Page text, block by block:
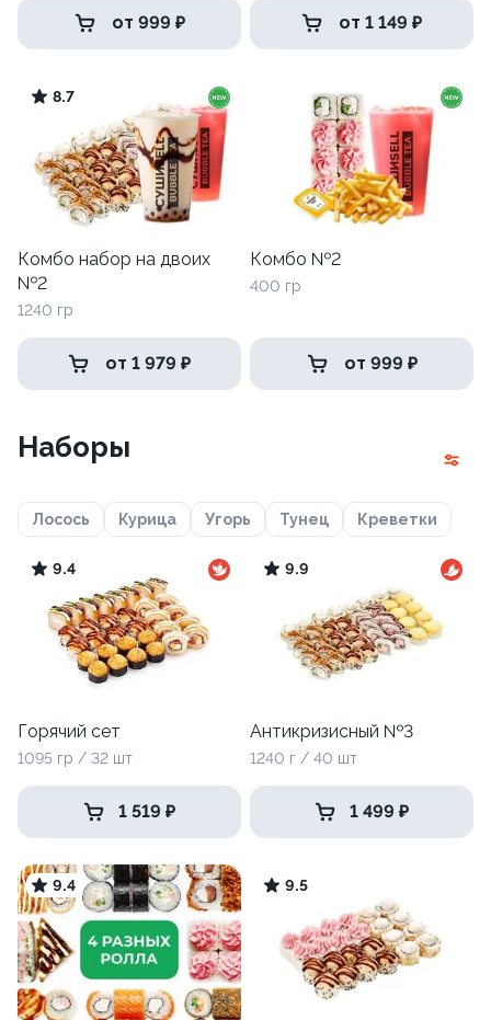
от 999 ₽ от 1 149 ₽
8.7
Комбо набор на двоих
№2
1240 гр
от 1 979 ₽
Комбо №2
400 гр
от 999 ₽
Наборы
Лосось Курица Угорь Тунец Креветки
9.4
Горячий сет
1095 гр / 32 шт
1 519 ₽
9.9
Антикризисный №3
1240 г / 40 шт
1 499 ₽
9.4 9.5